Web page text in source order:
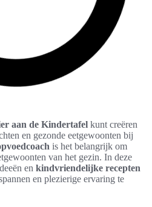
aan de Kindertafel kunt creëren
en gezonde eetgewoonten bij
is het belangrijk om
van het gezin. In deze
en kindvriendelijke recepten
en plezierige ervaring te